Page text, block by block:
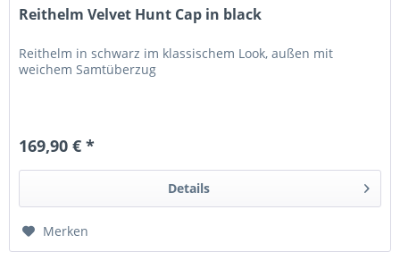
Reithelm Velvet Hunt Cap in black
Reithelm in schwarz im klassischem Look, außen mit
weichem Samtüberzug
169,90 € *
Details
Merken